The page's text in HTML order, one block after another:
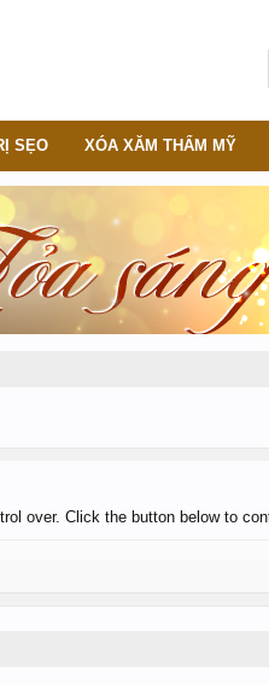
over. Click the button below to
SẸO XÓA XĂM THẨM MỸ